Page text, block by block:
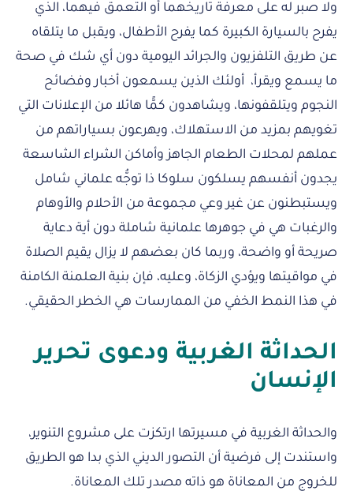
ولا صبر له على معرفة تاريخهما أو التعمق فيهما، الذي
يفرح بالسيارة الكبيرة كما يفرح الأطفال، ويقبل ما يتلقاه
عن طريق التلفزيون والجرائد اليومية دون أي شك في صحة
ما يسمع ويقرأ، أولئك الذين يسمعون أخبار وفضائح
النجوم ويتلقفونها، ويشاهدون كمًّا هائلا من الإعلانات التي
تغويهم بمزيد من الاستهلاك، ويهرعون بسياراتهم من
عملهم لمحلات الطعام الجاهز وأماكن الشراء الشاسعة
يجدون أنفسهم يسلكون سلوكا ذا توجُّه علماني شامل
ويستبطنون عن غير وعي مجموعة من الأحلام والأوهام
والرغبات هي في جوهرها علمانية شاملة دون أية دعاية
صريحة أو واضحة، وربما كان بعضهم لا يزال يقيم الصلاة
في مواقيتها ويؤدي الزكاة، وعليه، فإن بنية العلمنة الكامنة
في هذا النمط الخفي من الممارسات هي الخطر الحقيقي.
الحداثة الغربية ودعوى تحرير
الإنسان
والحداثة الغربية في مسيرتها ارتكزت على مشروع التنوير،
واستندت إلى فرضية أن التصور الديني الذي بدا هو الطريق
للخروج من المعاناة هو ذاته مصدر تلك المعاناة.